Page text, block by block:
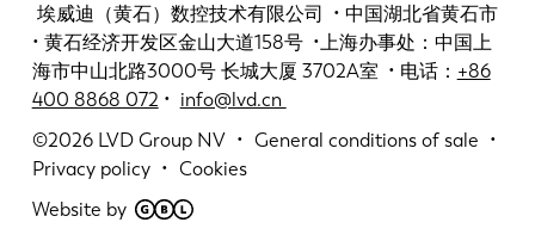
埃威迪（黄石）数控技术有限公司 • 中国湖北省黄石市
• 黄石经济开发区金山大道158号 •上海办事处：中国上
海市中山北路3000号 长城大厦 3702A室 • 电话： +86
400 8868 072 • info@lvd.cn
©2026 LVD Group NV
General conditions of sale
Privacy policy
Cookies
Website by